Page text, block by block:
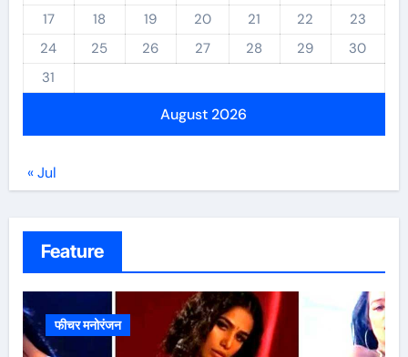
August 2026
17
18 19 20 21 22
23
24
25 26 27 28 29
30
31
« Jul
Feature
फीचर मनोरंजन